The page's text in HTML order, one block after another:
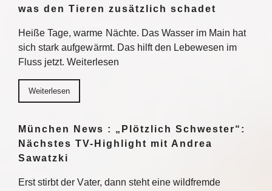
was den Tieren zusätzlich schadet
Heiße Tage, warme Nächte. Das Wasser im Main hat
sich stark aufgewärmt. Das hilft den Lebewesen im
Fluss jetzt. Weiterlesen
Weiterlesen
München News : „Plötzlich Schwester“:
Nächstes TV-Highlight mit Andrea
Sawatzki
Erst stirbt der Vater, dann steht eine wildfremde